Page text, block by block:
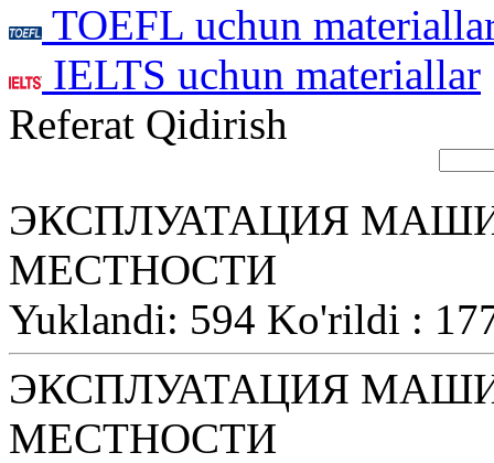
TOEFL uchun
IELTS uchun materiallar
Referat Qidirish
ЭКСПЛУАТАЦИЯ
МЕСТНОСТИ
Yuklandi: 594 Ko'rildi :
ЭКСПЛУАТАЦИЯ
МЕСТНОСТИ